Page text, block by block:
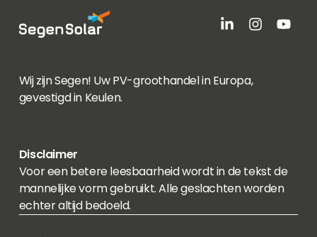
Wij zijn Segen! Uw PV-groothandel in Europa,
gevestigd in Keulen.
Disclaimer
Voor een betere leesbaarheid wordt in de tekst de
mannelijke vorm gebruikt. Alle geslachten worden
echter altijd bedoeld.